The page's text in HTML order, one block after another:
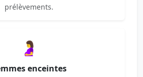
prélèvements.
🤰
enceintes